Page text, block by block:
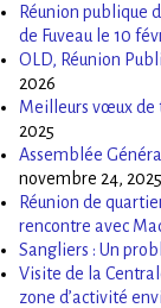
Réunion publique
de Fuveau le 10
OLD, Réunion
2026
Meilleurs vœux de
2025
Assemblée
novembre 24, 2025
Réunion de
rencontre avec
Sangliers : Un
Visite de la
zone d’activité